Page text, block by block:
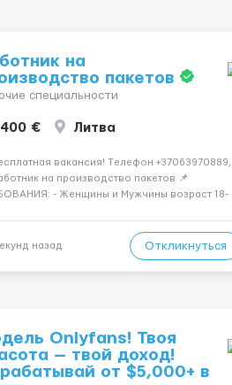
на
пакетов
специальности
€ Литва
вакансия! Tелефон +37063970889,
на производство пакетов 📌
- Женщины и Мужчины возраст 18-
и должности), смены по 11-12 часов 💳
назад Откликнуться
Onlyfans! Твоя
— твой доход!
от $5,000+ в